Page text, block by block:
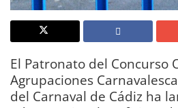
El Patronato del Concurso
Agrupaciones
del Carnaval de Cádiz ha